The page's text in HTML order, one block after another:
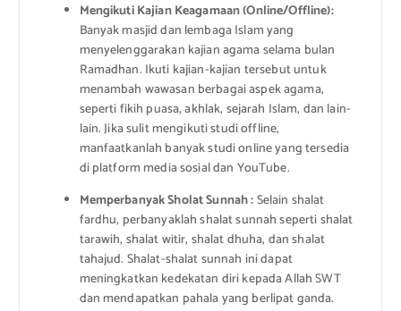
Mengikuti Kajian Keagamaan (Online/Offline):
Banyak masjid dan lembaga Islam yang
menyelenggarakan kajian agama selama bulan
Ramadhan. Ikuti kajian-kajian tersebut untuk
menambah wawasan berbagai aspek agama,
seperti fikih puasa, akhlak, sejarah Islam, dan lain-
lain. Jika sulit mengikuti studi offline,
manfaatkanlah banyak studi online yang tersedia
di platform media sosial dan YouTube.
Memperbanyak Sholat Sunnah :Selain shalat
fardhu, perbanyaklah shalat sunnah seperti shalat
tarawih, shalat witir, shalat dhuha, dan shalat
tahajud. Shalat-shalat sunnah ini dapat
meningkatkan kedekatan diri kepada Allah SWT
dan mendapatkan pahala yang berlipat ganda.